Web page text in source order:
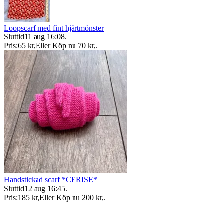
Loopscarf med fint hjärtmönster
Sluttid11 aug 16:08.
Pris:65 kr,Eller Köp nu 70 kr,.
Handstickad scarf *CERISE*
Sluttid12 aug 16:45.
Pris:185 kr,Eller Köp nu 200 kr,.